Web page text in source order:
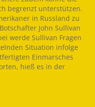
begrenzt unterstützen.
in Russland zu
John Sullivan
werde Sullivan Fragen
Situation infolge
Einmarsches
hieß es in der